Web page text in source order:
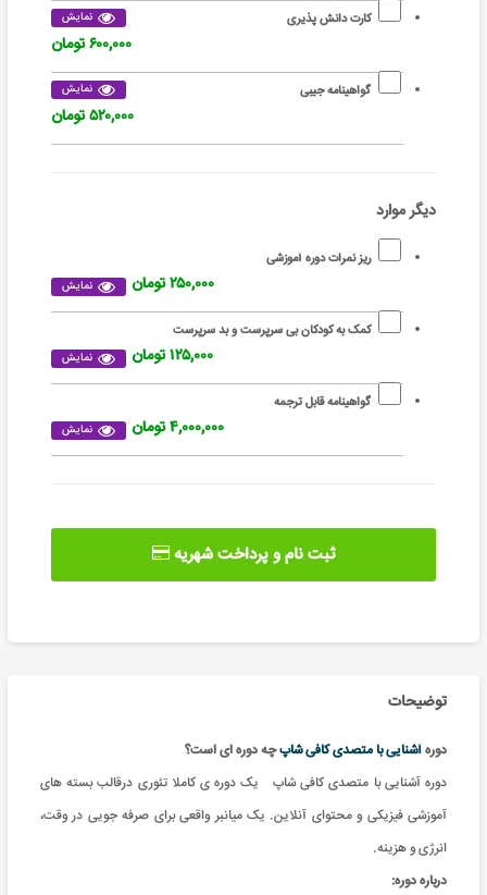
کارت دانش پذیری نمایش
۶۰۰,۰۰۰ تومان
گواهینامه جیبی نمایش
۵۲۰,۰۰۰ تومان
دیگر موارد
ریز نمرات دوره آموزشی
نمایش ۲۵۰,۰۰۰ تومان
کمک به کودکان بی سرپرست و بد سرپرست
نمایش ۱۲۵,۰۰۰ تومان
گواهینامه قابل ترجمه
نمایش ۴,۰۰۰,۰۰۰ تومان
ثبت نام و پرداخت شهریه
توضیحات
دورهآشنایی با متصدی کافی شاپچه دوره ای است؟
دوره آشنایی با متصدی کافی شاپ
یک دوره ی کاملا تئوری درقالب بسته های
آموزشی فیزیکی و محتوای آنلاین. یک میانبر واقعی برای صرفه جویی در وقت،
انرژی و هزینه.
درباره دوره: